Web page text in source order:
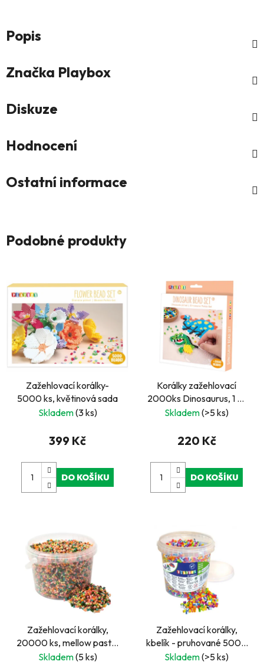
Popis
Značka Playbox
Diskuze
Hodnocení
Ostatní informace
Podobné produkty
Zažehlovací korálky-
5000 ks, květinová sada
Skladem(3 ks)
399 Kč
DO KOŠÍKU
Korálky zažehlovací
2000ks Dinosaurus, 1 ks
tvarované destičky
Skladem(>5 ks)
220 Kč
DO KOŠÍKU
Zažehlovací korálky,
20000 ks, mellow pastel
- kbelík
Skladem(5 ks)
Zažehlovací korálky,
kbelík - pruhované 5000
ks
Skladem(>5 ks)